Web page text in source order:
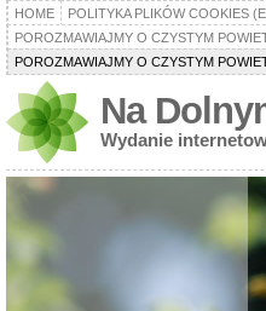
HOME POLITYKA PLIKÓW COOKIES
POROZMAWIAJMY O CZYSTYM
POROZMAWIAJMY O CZYSTYM
Na
Wydanie